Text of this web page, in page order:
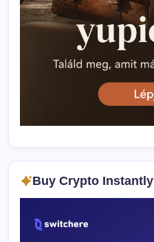
Buy Crypto Instantly